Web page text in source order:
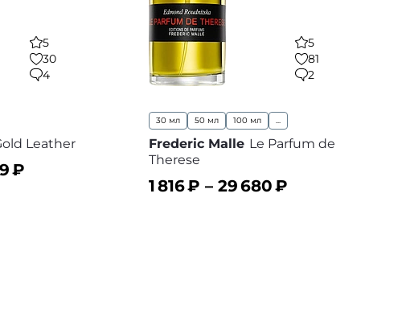
5
30
4
Leather
₽
5
81
2
30 мл 50 мл 100 мл ...
Frederic Malle Le Parfum de
Therese
1 816₽ – 29 680₽